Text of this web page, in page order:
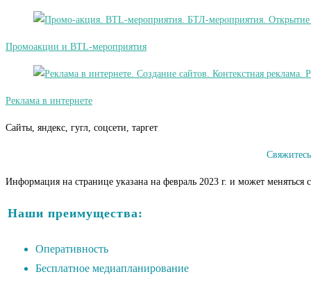
Промоакции и BTL-мероприятия
Реклама в интернете
Сайты, яндекс, гугл, соцсети, таргет
Информация на странице указана на февраль 2023 г. и может
Наши преимущества:
Оперативность
Бесплатное медиапланирование